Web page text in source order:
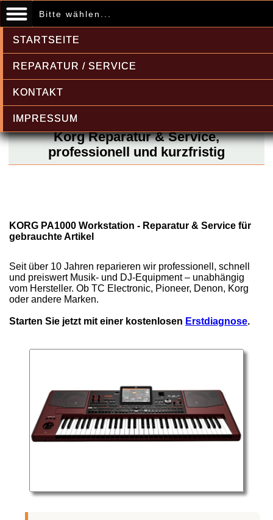
Bitte wählen...
STARTSEITE
REPARATUR / SERVICE
KONTAKT
IMPRESSUM
Korg Reparatur & Service,
professionell und kurzfristig
KORG PA1000 Workstation - Reparatur & Service für
gebrauchte Artikel
Seit über 10 Jahren reparieren wir professionell, schnell
und preiswert Musik- und DJ-Equipment – unabhängig
vom Hersteller. Ob TC Electronic, Pioneer, Denon, Korg
oder andere Marken.
Starten Sie jetzt mit einer kostenlosen Erstdiagnose.